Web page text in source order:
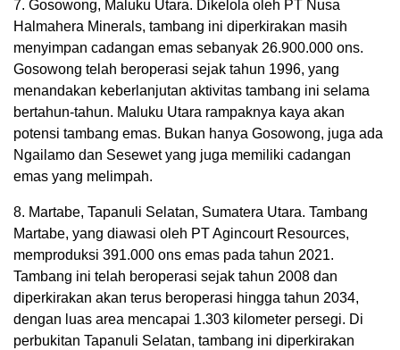
7. Gosowong, Maluku Utara. Dikelola oleh PT Nusa
Halmahera Minerals, tambang ini diperkirakan masih
menyimpan cadangan emas sebanyak 26.900.000 ons.
Gosowong telah beroperasi sejak tahun 1996, yang
menandakan keberlanjutan aktivitas tambang ini selama
bertahun-tahun. Maluku Utara rampaknya kaya akan
potensi tambang emas. Bukan hanya Gosowong, juga ada
Ngailamo dan Sesewet yang juga memiliki cadangan
emas yang melimpah.
8. Martabe, Tapanuli Selatan, Sumatera Utara. Tambang
Martabe, yang diawasi oleh PT Agincourt Resources,
memproduksi 391.000 ons emas pada tahun 2021.
Tambang ini telah beroperasi sejak tahun 2008 dan
diperkirakan akan terus beroperasi hingga tahun 2034,
dengan luas area mencapai 1.303 kilometer persegi. Di
perbukitan Tapanuli Selatan, tambang ini diperkirakan